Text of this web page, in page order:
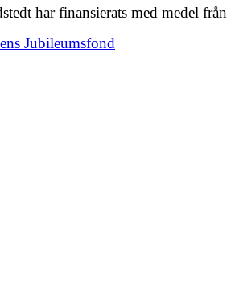
har finansierats med medel från
Jubileumsfond